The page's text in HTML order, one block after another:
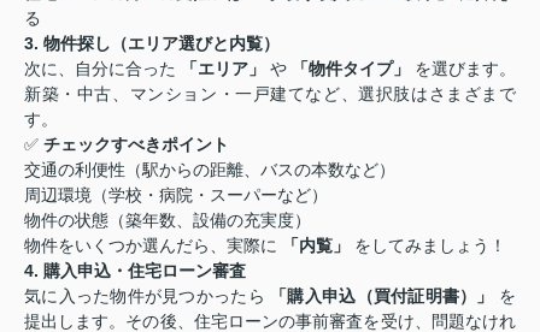
る
3. 物件探し（エリア選びと内覧）
次に、自分に合った
「エリア」 や 「物件タイプ」
を選びます。
新築・中古、マンション・一戸建てなど、選択肢はさまざまで
す。
✅ チェックすべきポイント
交通の利便性（駅からの距離、バスの本数など）
周辺環境（学校・病院・スーパーなど）
物件の状態（築年数、設備の充実度）
物件をいくつか選んだら、実際に
「内覧」
をしてみましょう！
4. 購入申込・住宅ローン審査
気に入った物件が見つかったら
「購入申込（買付証明書）」
を
提出します。その後、住宅ローンの事前審査を受け、問題なけれ